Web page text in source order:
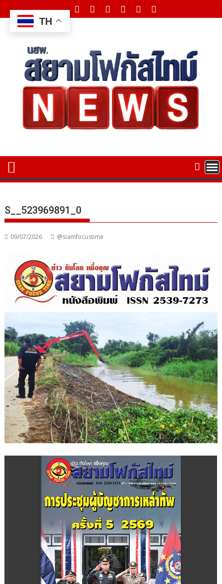
to
content
S__523969891_0
09/07/2026 @siamfocustime
TH